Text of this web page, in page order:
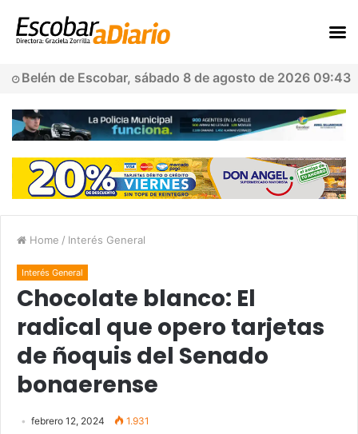
Belén de Escobar, sábado 8 de agosto de 2026 09:43
Home / Interés General
Interés General
Chocolate blanco: El
radical que opero tarjetas
de ñoquis del Senado
bonaerense
febrero 12, 2024 1.931